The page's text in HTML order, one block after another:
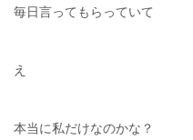
毎日言ってもらっていて
え
本当に私だけなのかな？